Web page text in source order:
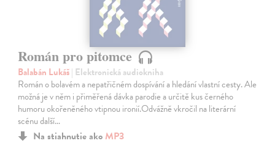
Román pro pitomce
Balabán Lukáš| Elektronická audiokniha
Román o bolavém a nepatřičném dospívání a hledání vlastní cesty. Ale
možná je v něm i přiměřená dávka parodie a určitě kus černého
humoru okořeněného vtipnou ironií.Odvážně vkročil na literární
scénu další…
Na stiahnutie ako MP3